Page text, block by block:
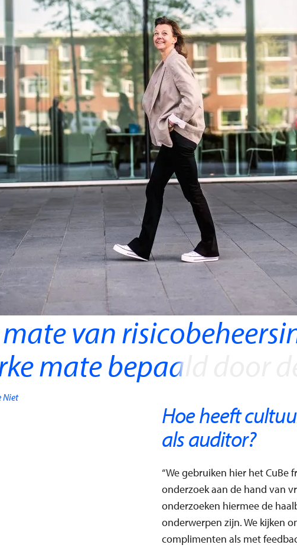
van
mate bepaald door
Niet
Hoe heeft
als auditor?
“We gebruiken hier het CuBe
onderzoek aan de hand van
onderzoeken hiermee de
onderwerpen zijn. We kijken
complimenten als met